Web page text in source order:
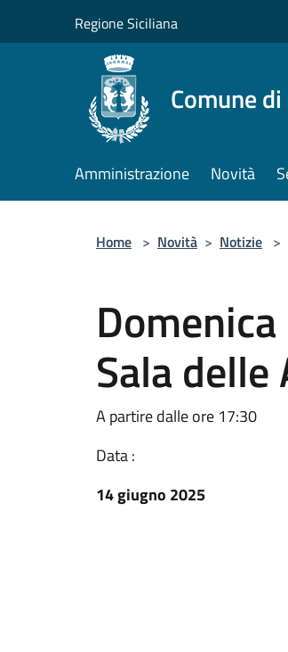
Regione Siciliana
Comune
Amministrazione Novità
Home > Novità > Notizie >
Sala delle
A partire dalle ore 17:30
Data :
14 giugno 2025